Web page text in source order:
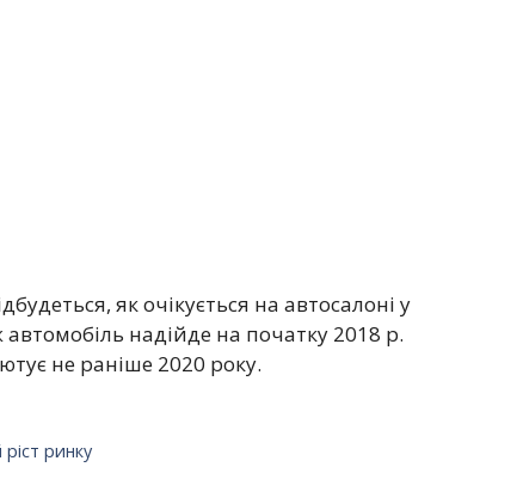
як очікується на автосалоні у
надійде на початку 2018 р.
не раніше 2020 року.
ринку